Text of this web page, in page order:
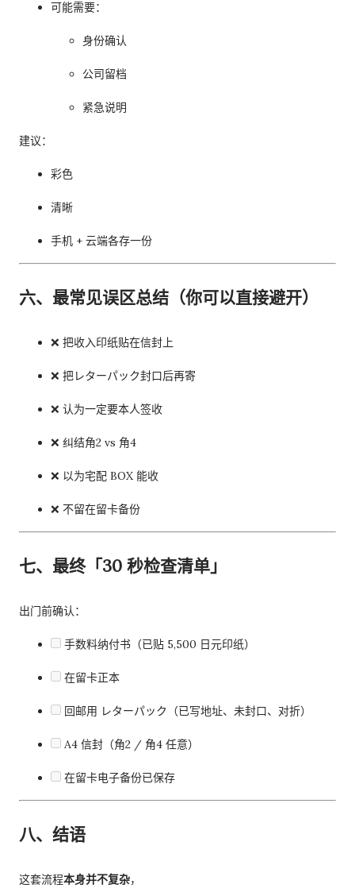
可能需要：
身份确认
公司留档
紧急说明
建议：
彩色
清晰
手机 + 云端各存一份
六、最常见误区总结（你可以直接避开）
❌ 把收入印纸贴在信封上
❌ 把レターパック封口后再寄
❌ 认为一定要本人签收
❌ 纠结角2 vs 角4
❌ 以为宅配 BOX 能收
❌ 不留在留卡备份
七、最终「30 秒检查清单」
出门前确认：
手数料纳付书（已贴 5,500 日元印纸）
在留卡正本
回邮用 レターパック（已写地址、未封口、对折）
A4 信封（角2 / 角4 任意）
在留卡电子备份已保存
八、结语
这套流程本身并不复杂，